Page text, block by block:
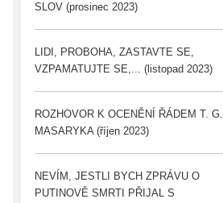
SLOV (prosinec 2023)
LIDI, PROBOHA, ZASTAVTE SE,
VZPAMATUJTE SE,... (listopad 2023)
ROZHOVOR K OCENĚNÍ ŘÁDEM T. G.
MASARYKA (říjen 2023)
NEVÍM, JESTLI BYCH ZPRÁVU O
PUTINOVĚ SMRTI PŘIJAL S